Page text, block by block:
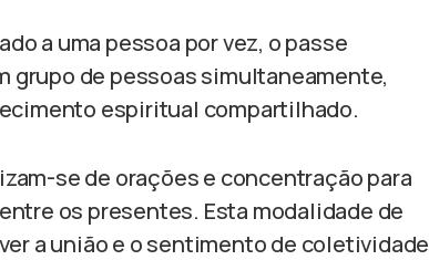
a uma pessoa por vez, o passe
grupo de pessoas simultaneamente,
espiritual compartilhado.
se de orações e concentração para
os presentes. Esta modalidade de
a união e o sentimento de coletividade